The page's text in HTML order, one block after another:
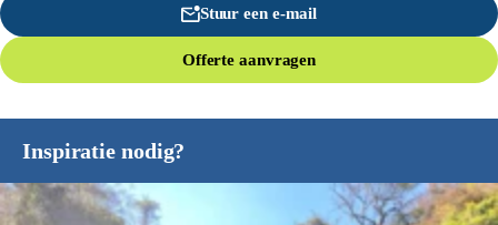
Stuur een e-mail
Offerte aanvragen
Inspiratie nodig?